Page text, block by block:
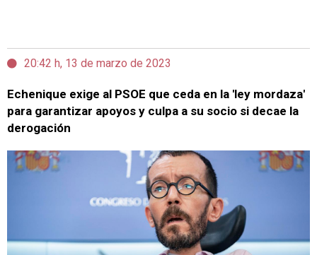
20:42 h, 13 de marzo de 2023
Echenique exige al PSOE que ceda en la 'ley mordaza'
para garantizar apoyos y culpa a su socio si decae la
derogación